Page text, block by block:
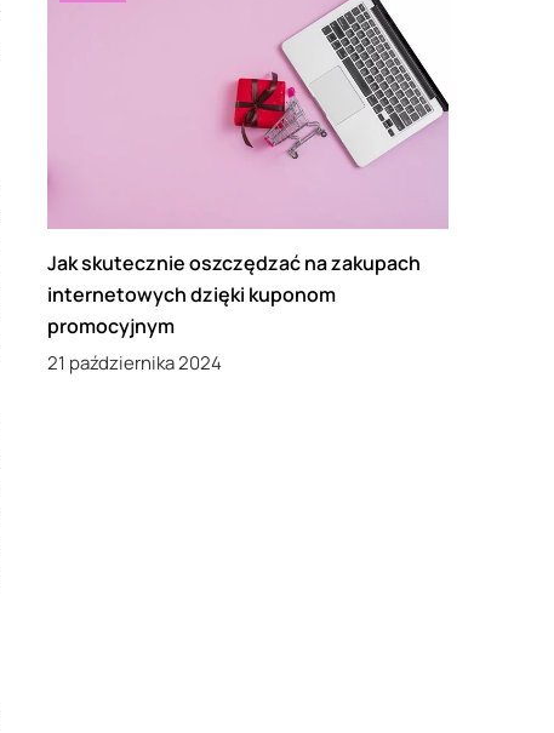
Jak skutecznie oszczędzać na zakupach
internetowych dzięki kuponom
promocyjnym
21 października 2024